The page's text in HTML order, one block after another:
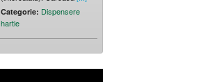
Categorie: Dispensere
hartie